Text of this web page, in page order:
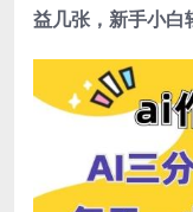
益几张，新手小白